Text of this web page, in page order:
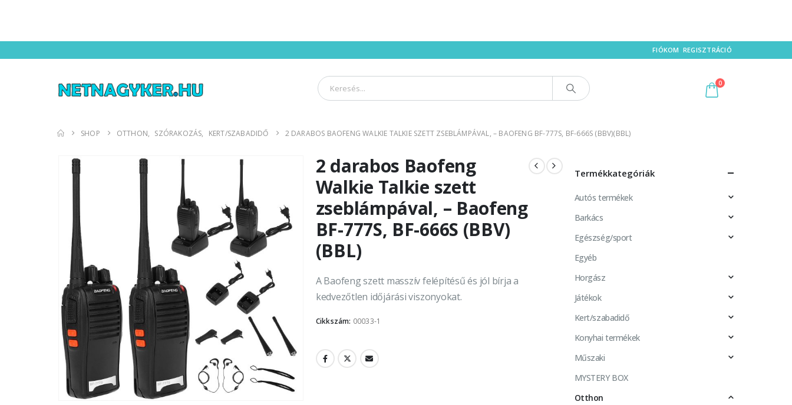
FIÓKOM REGISZTRÁCIÓ
0
SHOP OTTHON, SZÓRAKOZÁS, KERT/SZABADIDŐ 2 DARABOS BAOFENG WALKIE TALKIE SZETT ZSEBLÁMPÁVAL, – BAOFENG BF-777S, BF-666S (BBV)(BBL)
2 darabos Baofeng
Walkie Talkie szett
zseblámpával, – Baofeng
BF-777S, BF-666S (BBV)
(BBL)
A Baofeng szett masszív felépítésű és jól bírja a
kedvezőtlen időjárási viszonyokat.
Cikkszám: 00033-1
Termékkategóriák
Autós termékek
Barkács
Egészség/sport
Egyéb
Horgász
Játékok
Kert/szabadidő
Konyhai termékek
Műszaki
MYSTERY BOX
Otthon